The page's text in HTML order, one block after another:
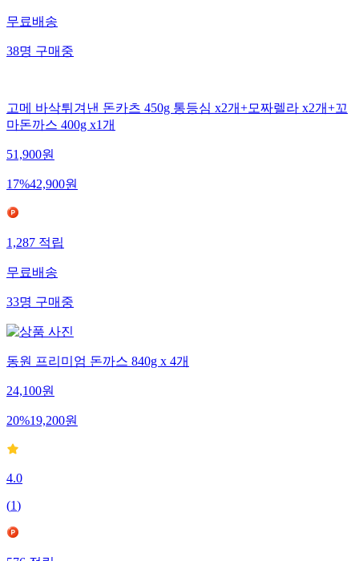
무료배송
38명 구매중
고메 바삭튀겨낸 돈카츠 450g 통등심 x2개+모짜렐라 x2개+꼬
마돈까스 400g x1개
51,900원
17%42,900원
1,287 적립
무료배송
33명 구매중
동원 프리미엄 돈까스 840g x 4개
24,100원
20%19,200원
4.0
(1)